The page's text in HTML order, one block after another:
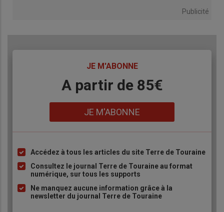
Publicité
JE M'ABONNE
A partir de 85€
JE M'ABONNE
Liste
à
puce
Accédez à tous les articles du site Terre de Touraine
Consultez le journal Terre de Touraine au format
numérique, sur tous les supports
Ne manquez aucune information grâce à la
newsletter du journal Terre de Touraine